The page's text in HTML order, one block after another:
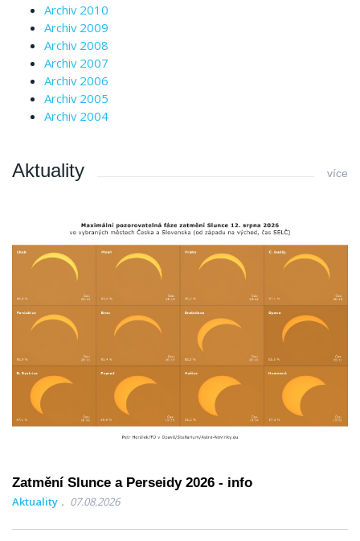
Archiv 2010
Archiv 2009
Archiv 2008
Archiv 2007
Archiv 2006
Archiv 2005
Archiv 2004
Aktuality více
Zatmění Slunce a Perseidy 2026 - info
Aktuality 07.08.2026